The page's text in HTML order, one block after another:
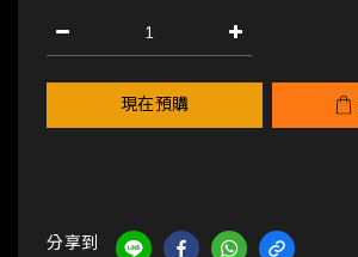
現在預購
分享到